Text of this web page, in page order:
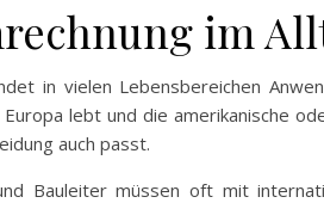
im
in vielen Lebensbereichen
lebt und die amerikanische
auch passt.
Bauleiter müssen oft mit